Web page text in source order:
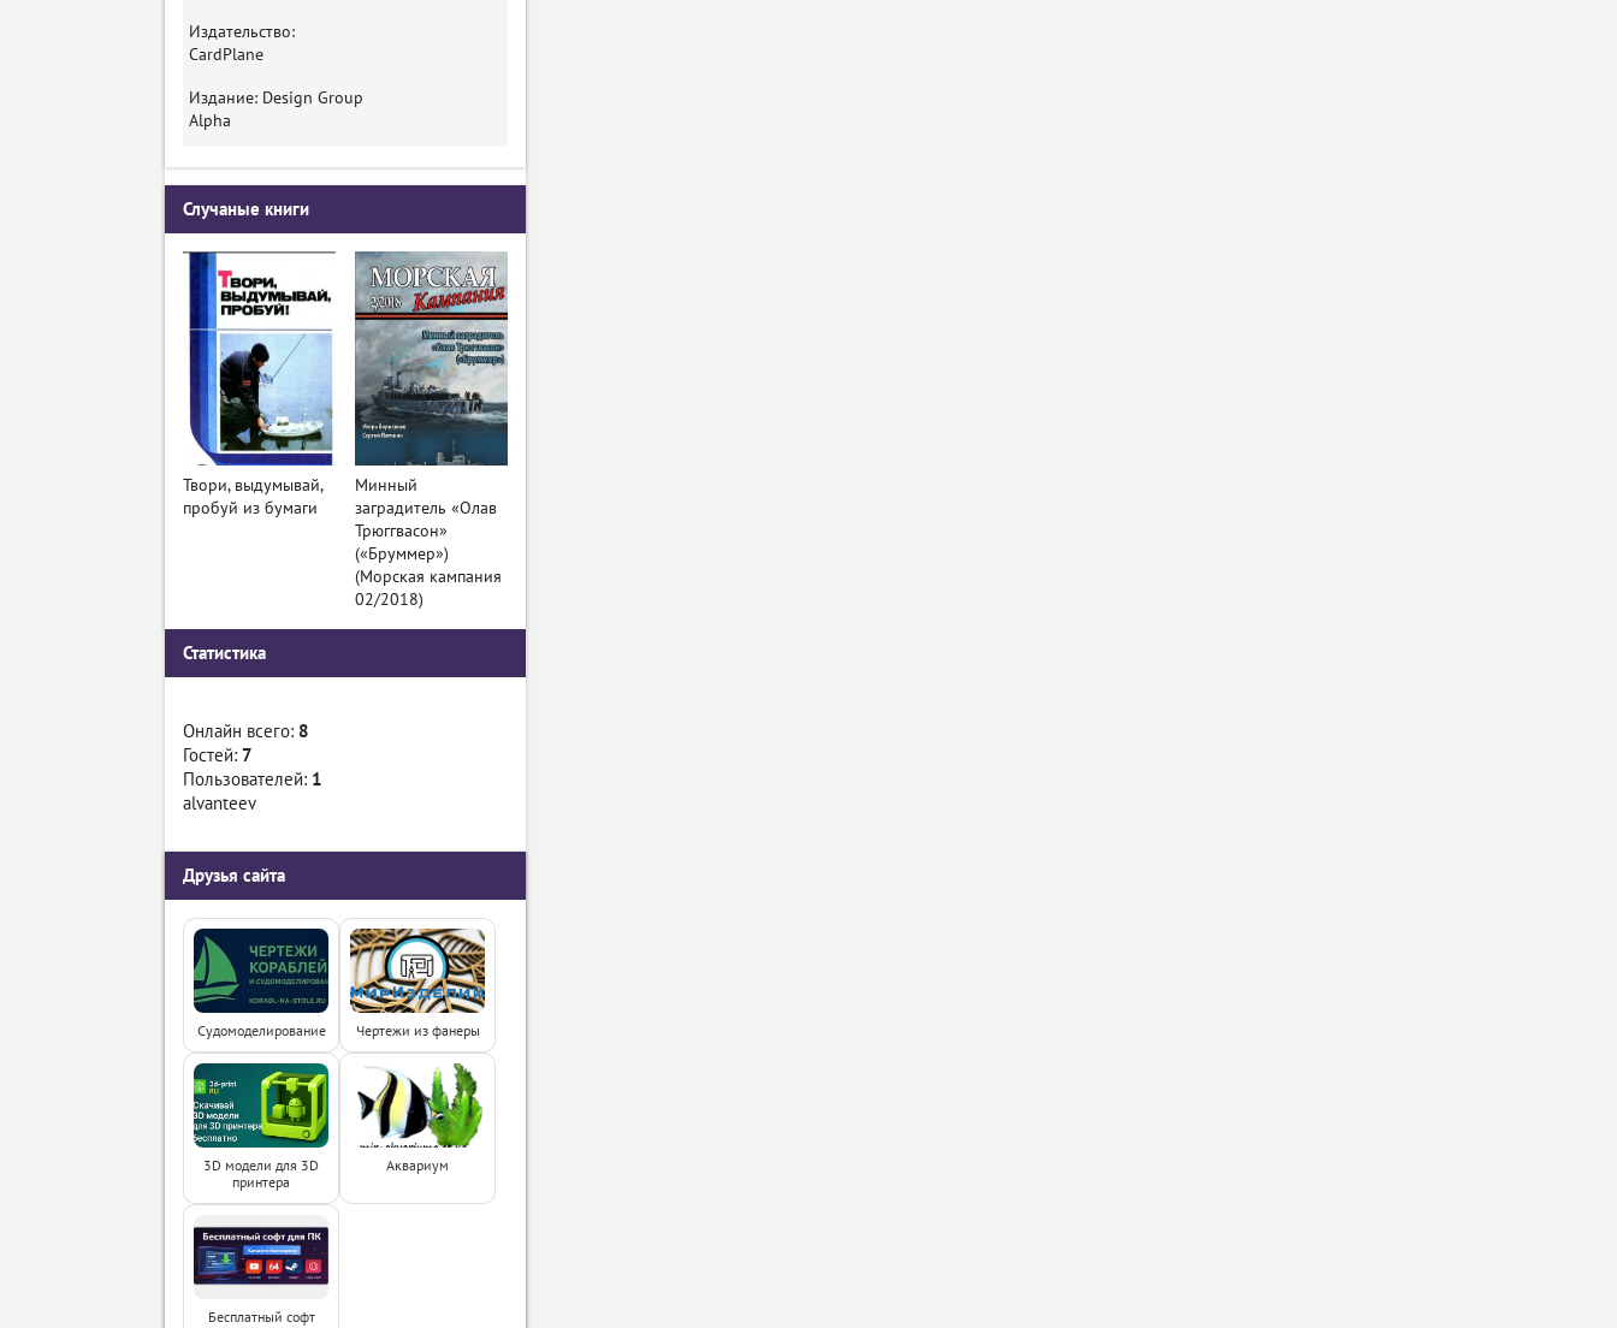
Издательство:
CardPlane
Издание: Design Group
Alpha
Случаные книги
Твори, выдумывай,
пробуй из бумаги
Минный
заградитель «Олав
Трюггвасон»
(«Бруммер»)
(Морская кампания
02/2018)
Статистика
Онлайн всего: 8
Гостей: 7
Пользователей: 1
alvanteev
Друзья сайта
Судомоделирование Чертежи из фанеры
3D модели для 3D
принтера
Аквариум
Бесплатный софт